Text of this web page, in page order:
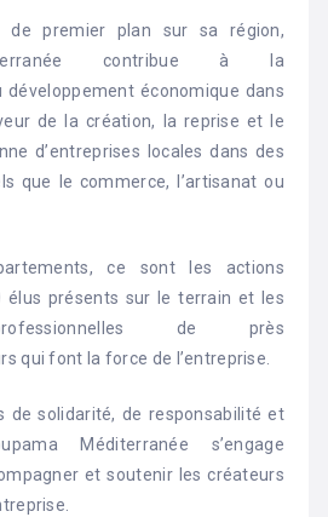
de premier plan sur sa région,
contribue à la
économique dans
de la création, la reprise et le
d’entreprises locales dans des
que le commerce, l’artisanat ou
ce sont les actions
élus présents sur le terrain et les
de près
qui font la force de l’entreprise.
de solidarité, de responsabilité et
Méditerranée s’engage
et soutenir les créateurs